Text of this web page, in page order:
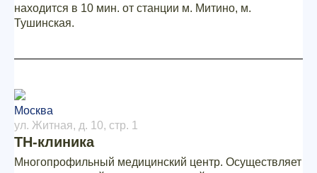
находится в 10 мин. от станции м. Митино, м.
Тушинская.
Москва
ул. Житная, д. 10, стр. 1
ТН-клиника
Многопрофильный медицинский центр. Осуществляет